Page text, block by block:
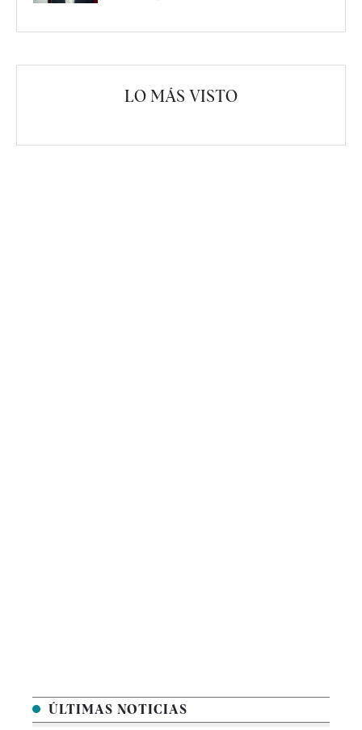
LO MÁS VISTO
ÚLTIMAS NOTICIAS